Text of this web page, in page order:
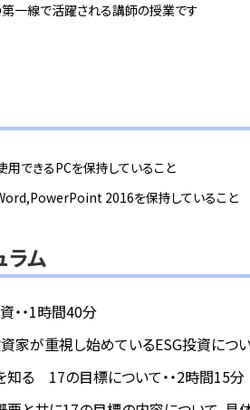
一線で活躍される講師の授業です
用できるPCを保持していること
2016を保持していること
ラム
・・1時間40分
家が重視し始めているESG投資につい
知る 17の目標について・・2時間15分